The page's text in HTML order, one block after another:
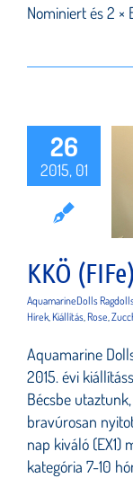
Nominiert és 2 ×
26
2015, 01
(FIFe)
KKÖ
AquamarineDolls
Hírek,Kiállítás,Rose,
Aquamarine
2015. évi
Bécsbe
bravúrosan
nap kiváló (EX1)
kategória 7-10